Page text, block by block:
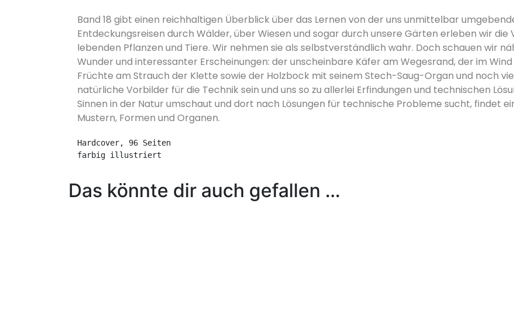
Band 18 gibt einen reichhaltigen Überblick über das Lernen von der uns unmittelbar
Entdeckungsreisen durch Wälder, über Wiesen und sogar durch unsere Gärten erleben wir
lebenden Pflanzen und Tiere. Wir nehmen sie als selbstverständlich wahr. Doch schauen wir
Wunder und interessanter Erscheinungen: der unscheinbare Käfer am Wegesrand, der im
Früchte am Strauch der Klette sowie der Holzbock mit seinem Stech-Saug-Organ und noch
natürliche Vorbilder für die Technik sein und uns so zu allerlei Erfindungen und technischen
Sinnen in der Natur umschaut und dort nach Lösungen für technische Probleme sucht, findet
Mustern, Formen und Organen.
Hardcover, 96 Seiten
farbig illustriert
Das könnte dir auch gefallen …